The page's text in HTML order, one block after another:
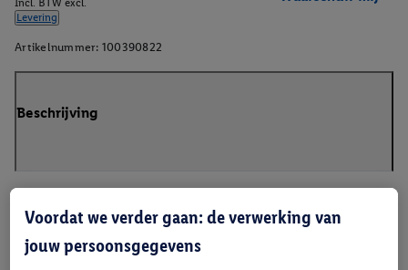
Incl. BTW excl.
Levering
Artikelnummer: 100390822
Beschrijving
Voordat we verder gaan: de verwerking van
jouw persoonsgegevens